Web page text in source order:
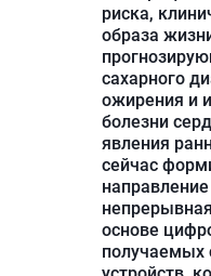
риска,
образа
сахарного
ожирения и
болезни
явления
сейчас
основе